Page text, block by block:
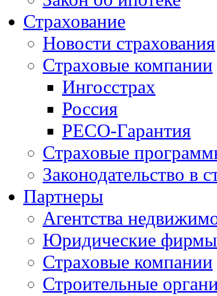
Страхование
Новости страхования
Страховые компании
Ингосстрах
Россия
РЕСО-Гарантия
Страховые
Законодательство в
Партнеры
Агентства
Юридические фирмы
Страховые компании
Строительные